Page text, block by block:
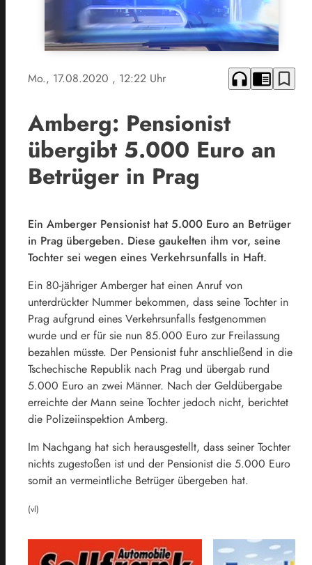
Mo., 17.08.2020 , 12:22 Uhr headphones chrome_reader_mode bookmark_border
Amberg: Pensionist
übergibt 5.000 Euro an
Betrüger in Prag
Ein Amberger Pensionist hat 5.000 Euro an Betrüger
in Prag übergeben. Diese gaukelten ihm vor, seine
Tochter sei wegen eines Verkehrsunfalls in Haft.
Ein 80-jähriger Amberger hat einen Anruf von
unterdrückter Nummer bekommen, dass seine Tochter in
Prag aufgrund eines Verkehrsunfalls festgenommen
wurde und er für sie nun 85.000 Euro zur Freilassung
bezahlen müsste. Der Pensionist fuhr anschließend in die
Tschechische Republik nach Prag und übergab rund
5.000 Euro an zwei Männer. Nach der Geldübergabe
erreichte der Mann seine Tochter jedoch nicht, berichtet
die Polizeiinspektion Amberg.
Im Nachgang hat sich herausgestellt, dass seiner Tochter
nichts zugestoßen ist und der Pensionist die 5.000 Euro
somit an vermeintliche Betrüger übergeben hat.
(vl)